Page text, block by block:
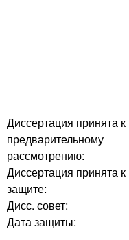
Диссертация принята к
предварительному
рассмотрению:
Диссертация принята к
защите:
Дисс. совет:
Дата защиты: